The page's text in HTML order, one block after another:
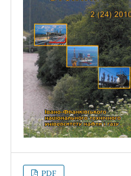
PDF